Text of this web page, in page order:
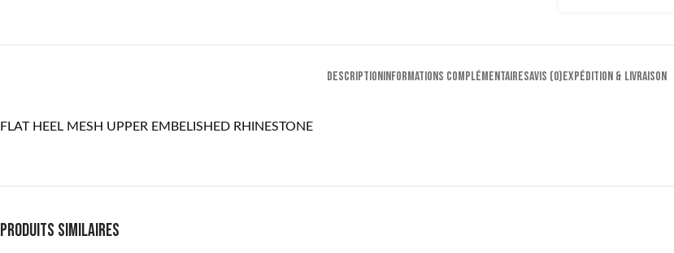
DESCRIPTIONINFORMATIONS COMPLÉMENTAIRESAVIS (0)EXPÉDITION & LIVRAISON
FLAT HEEL MESH UPPER EMBELISHED RHINESTONE
Produits similaires